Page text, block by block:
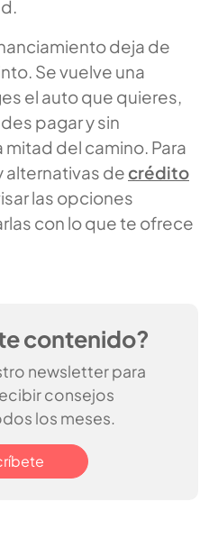
deja de
Se vuelve una
el auto que quieres,
pagar y sin
del camino. Para
alternativas de crédito
las opciones
con lo que te ofrece
contenido?
newsletter para
consejos
los meses.